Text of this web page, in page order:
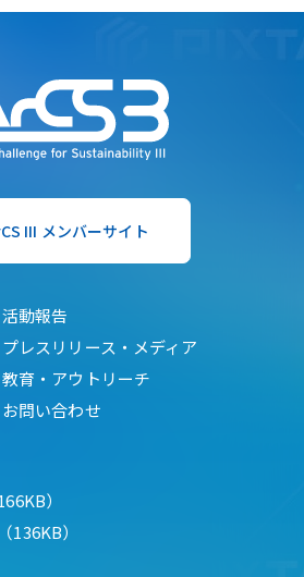
III メンバーサイト
活動報告
プレスリリース・メディア
教育・アウトリーチ
お問い合わせ
）
136KB）